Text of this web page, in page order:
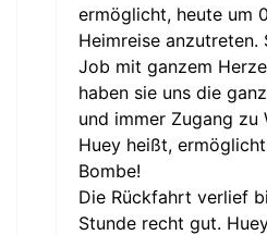
ermöglicht, heute um
Heimreise anzutreten.
Job mit ganzem
haben sie uns die
und immer Zugang zu
Huey heißt,
Bombe!
Die Rückfahrt verlief
Stunde recht gut.